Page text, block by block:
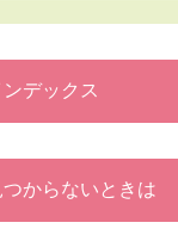
デックス
からないときは